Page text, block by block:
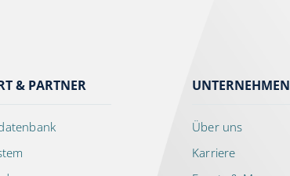
& PARTNER UNTERNEHMEN
Über uns
Karriere